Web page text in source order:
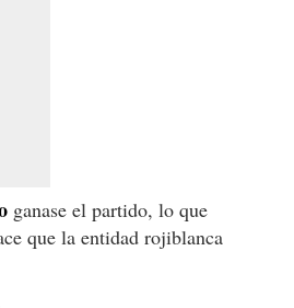
ganase el partido, lo que
que la entidad rojiblanca